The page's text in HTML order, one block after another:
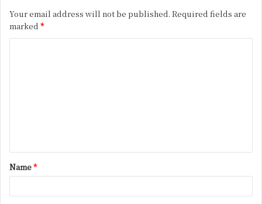
Your email address will not be published. Required fields are
marked *
t
*
Name*